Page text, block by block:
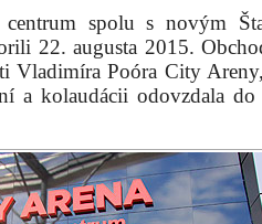
centrum spolu s novým
22. augusta 2015.
Vladimíra Poóra City
a kolaudácii odovzdala do